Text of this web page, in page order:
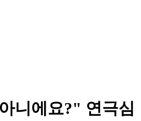
니에요?" 연극심